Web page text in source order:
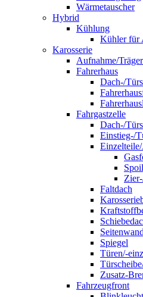
Wärmetauscher
Hybrid
Kühlung
Kühler für
Karosserie
Aufnahme/
Fahrerhaus
Dach-/
Fahrgastzelle
Dach-/
Einstieg-/
Faltdach
Seitenwand
Spiegel
Türen/-
Zusatz-
Fahrzeugfront